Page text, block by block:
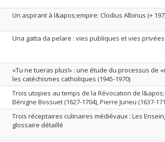
Un aspirant à l&apos;empire: Clodius Albinus (+
Una gatta da pelare : vies publiques et vies
«Tu ne tueras plus!» : une étude du processus de
les catéchismes catholiques (1945-1970)
Trois utopies au temps de la Révocation de
Bénigne Bossuet (1627-1704), Pierre Jurieu (1637-
Trois réceptaires culinaires médiévaux : Les
glossaire détaillé